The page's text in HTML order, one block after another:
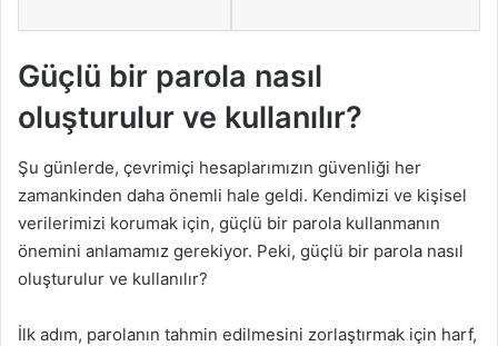
Güçlü bir parola nasıl
oluşturulur ve kullanılır?
Şu günlerde, çevrimiçi hesaplarımızın güvenliği her
zamankinden daha önemli hale geldi. Kendimizi ve kişisel
verilerimizi korumak için, güçlü bir parola kullanmanın
önemini anlamamız gerekiyor. Peki, güçlü bir parola nasıl
oluşturulur ve kullanılır?
İlk adım, parolanın tahmin edilmesini zorlaştırmak için harf,